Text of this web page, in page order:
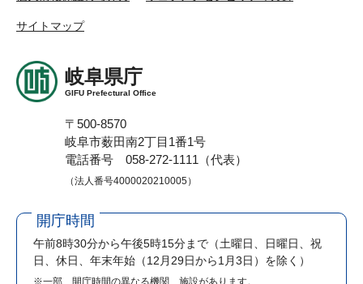
サイトマップ
岐阜県庁
GIFU Prefectural Office
〒500-8570
岐阜市薮田南2丁目1番1号
電話番号 058-272-1111（代表）
（法人番号4000020210005）
開庁時間
午前8時30分から午後5時15分まで （土曜日、日曜日、祝
日、休日、年末年始（12月29日から1月3日）を除く）
※一部、開庁時間の異なる機関、施設があります。